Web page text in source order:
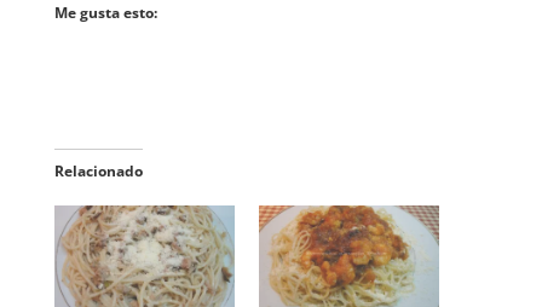
Me gusta esto:
Relacionado